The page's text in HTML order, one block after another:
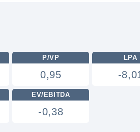
P/VP
0,95
LPA
-
EV/EBITDA
-0,38